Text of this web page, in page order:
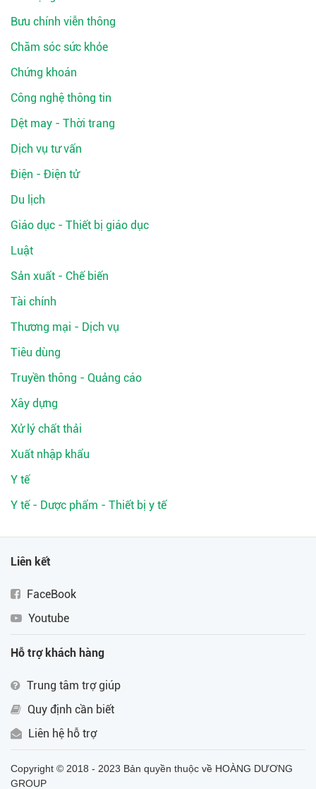
Bưu chính viễn thông
Chăm sóc sức khỏe
Chứng khoán
Công nghệ thông tin
Dệt may - Thời trang
Dịch vụ tư vấn
Điện - Điện tử
Du lịch
Giáo dục - Thiết bị giáo dục
Luật
Sản xuất - Chế biến
Tài chính
Thương mại - Dịch vụ
Tiêu dùng
Truyền thông - Quảng cáo
Xây dựng
Xử lý chất thải
Xuất nhập khẩu
Y tế
Y tế - Dược phẩm - Thiết bị y tế
Liên kết
FaceBook
Youtube
Hỗ trợ khách hàng
Trung tâm trợ giúp
Quy định cần biết
Liên hệ hỗ trợ
Copyright © 2018 - 2023 Bản quyền thuộc về HOÀNG DƯƠNG
GROUP